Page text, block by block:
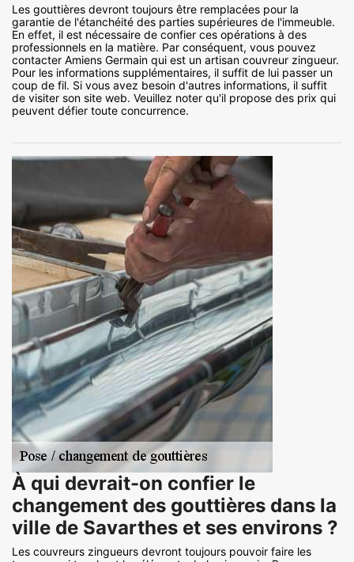
Les gouttières devront toujours être remplacées pour la
garantie de l'étanchéité des parties supérieures de l'immeuble.
En effet, il est nécessaire de confier ces opérations à des
professionnels en la matière. Par conséquent, vous pouvez
contacter Amiens Germain qui est un artisan couvreur zingueur.
Pour les informations supplémentaires, il suffit de lui passer un
coup de fil. Si vous avez besoin d'autres informations, il suffit
de visiter son site web. Veuillez noter qu'il propose des prix qui
peuvent défier toute concurrence.
À qui devrait-on confier le
changement des gouttières dans la
ville de Savarthes et ses environs ?
Les couvreurs zingueurs devront toujours pouvoir faire les